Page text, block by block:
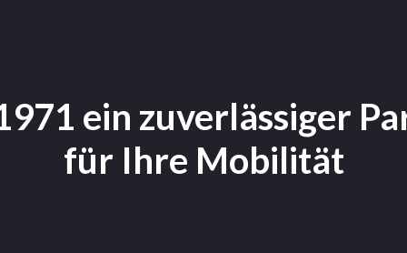
ein zuverlässiger
für Ihre Mobilität